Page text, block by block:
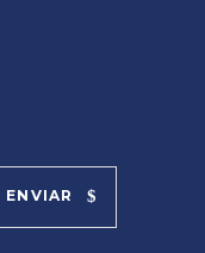
ENVIAR